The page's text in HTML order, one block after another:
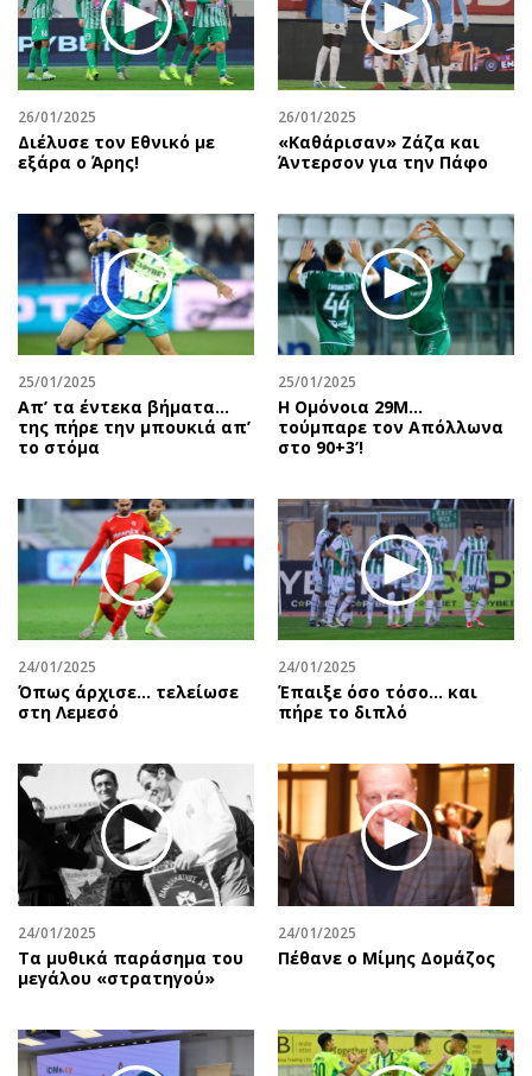
Περιβάλλον
Ελλάδα
Κόσμος
Παράξενα
Πολιτισμός
Θέατρο-Χορός
Μουσική
Εικαστικά
Βιβλίο
Χειρόγραφα
Ταξίδια
Συνταγές
Έξοδος
Media
Εκπομπές
Podcasts
Uncut
Προσφορές
Προσωπικότητες στην ''Κ''
Επιστολές
26/01/2025
Διέλυσε τον Εθνικό με
εξάρα ο Άρης!
26/01/2025
«Καθάρισαν» Ζάζα και
Άντερσον για την Πάφο
25/01/2025
Απ’ τα έντεκα βήματα…
της πήρε την μπουκιά απ’
το στόμα
25/01/2025
Η Ομόνοια 29Μ...
τούμπαρε τον Απόλλωνα
στο 90+3’!
24/01/2025
Όπως άρχισε… τελείωσε
στη Λεμεσό
24/01/2025
Έπαιξε όσο τόσο… και
πήρε το διπλό
24/01/2025
Τα μυθικά παράσημα του
μεγάλου «στρατηγού»
24/01/2025
Πέθανε ο Μίμης Δομάζος